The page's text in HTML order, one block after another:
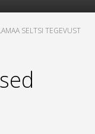
SELTSI TEGEVUST